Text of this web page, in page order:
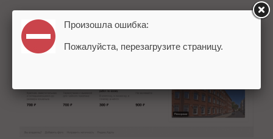
Произошла ошибка:
Пожалуйста, перезагрузите страницу.